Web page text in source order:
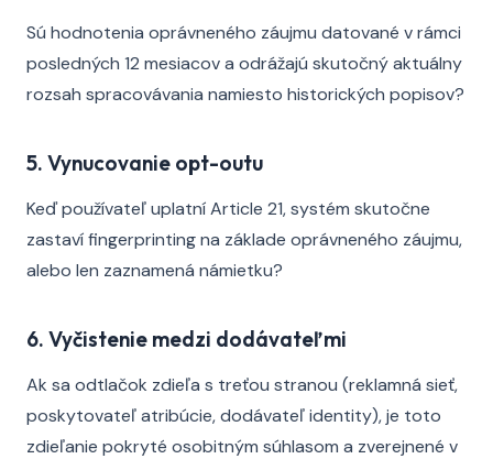
Sú hodnotenia oprávneného záujmu datované v rámci
posledných 12 mesiacov a odrážajú skutočný aktuálny
rozsah spracovávania namiesto historických popisov?
5. Vynucovanie opt-outu
Keď používateľ uplatní Article 21, systém skutočne
zastaví fingerprinting na základe oprávneného záujmu,
alebo len zaznamená námietku?
6. Vyčistenie medzi dodávateľmi
Ak sa odtlačok zdieľa s treťou stranou (reklamná sieť,
poskytovateľ atribúcie, dodávateľ identity), je toto
zdieľanie pokryté osobitným súhlasom a zverejnené v